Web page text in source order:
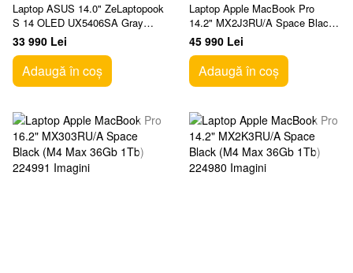
Laptop ASUS 14.0" ZeLaptopook
S 14 OLED UX5406SA Gray
(Core Ultra 7 258V 32Gb 1Tb
Win 11)
33 990 Lei
Adaugă în coș
Laptop Apple MacBook Pro
14.2" MX2J3RU/A Space Black
(M4 Pro 24Gb 1Tb)
45 990 Lei
Adaugă în coș